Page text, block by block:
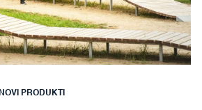
NOVI PRODUKTI